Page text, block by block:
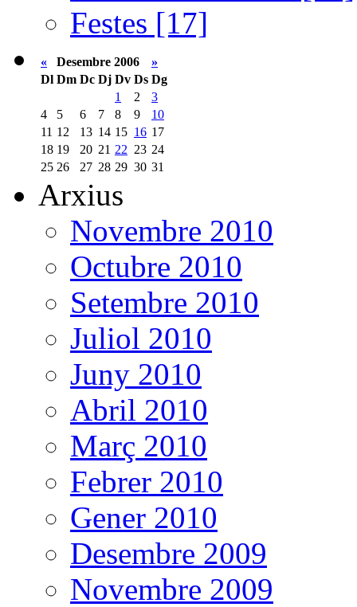
Festes [17]
« Desembre 2006
»
Dl Dm Dc Dj Dv Ds Dg
1
2
3
4
5 6 7 8 9
10
11 12 13 14 15 16 17
18 19 20 21 22 23 24
25 26 27 28 29 30 31
Arxius
Novembre 2010
Octubre 2010
Setembre 2010
Juliol 2010
Juny 2010
Abril 2010
Març 2010
Febrer 2010
Gener 2010
Desembre 2009
Novembre 2009